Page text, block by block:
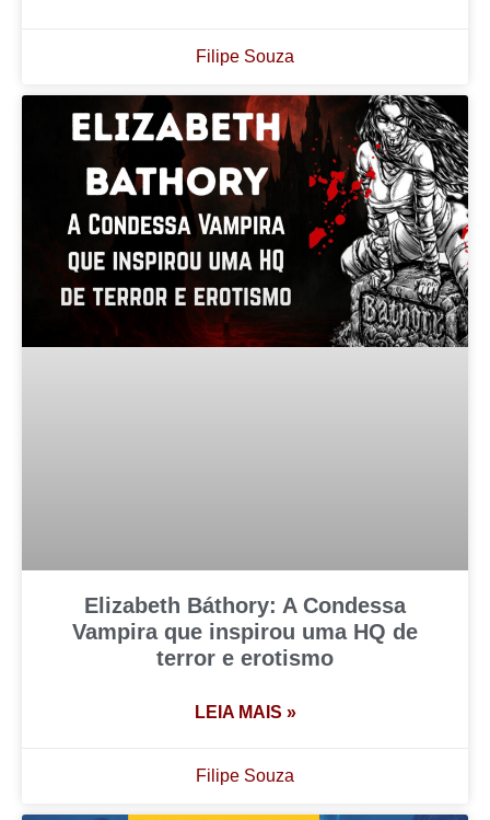
Filipe Souza
Elizabeth Báthory: A Condessa
Vampira que inspirou uma HQ de
terror e erotismo
LEIA MAIS »
Filipe Souza